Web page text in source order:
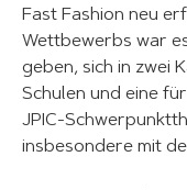
Fast Fashion neu
Wettbewerbs war
geben, sich in zwei
Schulen und eine
JPIC-
insbesondere mit